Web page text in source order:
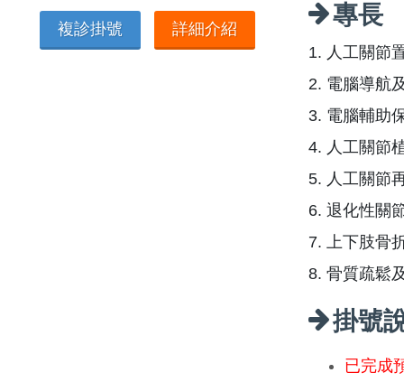
複診掛號 詳細介紹 專長
1. 人工關節
2. 電腦導航
3. 電腦輔助
4. 人工關節
5. 人工關節
6. 退化性關
7. 上下肢骨
8. 骨質疏鬆
掛號
已完成